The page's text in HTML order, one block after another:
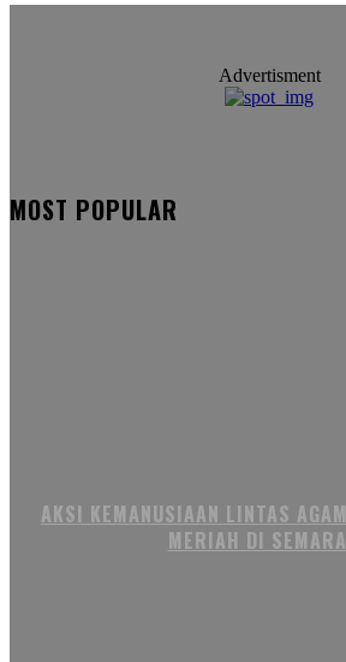
Advertisment
MOST POPULAR
AKSI KEMANUSIAAN LINTAS
MERIAH DI